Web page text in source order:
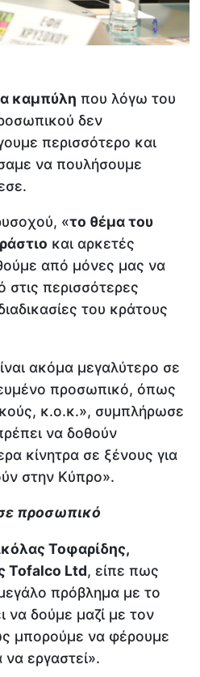
καμπύλη που λόγω του
δεν
περισσότερο και
να πουλήσουμε
«το θέμα του
και αρκετές
από μόνες μας να
περισσότερες
του κράτους
ακόμα μεγαλύτερο σε
προσωπικό, όπως
κ.ο.κ.», συμπλήρωσε
να δοθούν
κίνητρα σε ξένους για
στην Κύπρο».
προσωπικό
Τοφαρίδης,
Tofalco Ltd, είπε πως
πρόβλημα με το
να δούμε μαζί με τον
μπορούμε να φέρουμε
εργαστεί».